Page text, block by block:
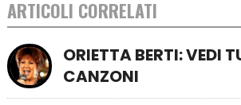
ARTICOLI CORRELATI
ORIETTA BERTI: VEDI
CANZONI